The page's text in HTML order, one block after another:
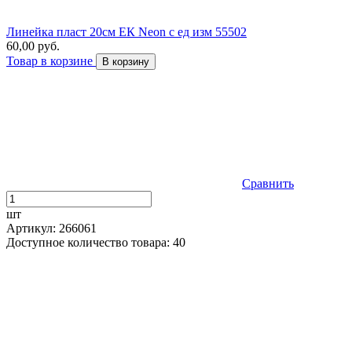
Линейка пласт 20см ЕК Neon с ед изм 55502
60,00 руб.
Товар в корзине
В корзину
Сравнить
шт
Артикул: 266061
Доступное количество товара: 40